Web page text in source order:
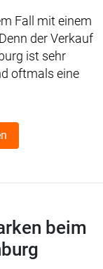
Fall mit einem
der Verkauf
ist sehr
oftmals eine
beim